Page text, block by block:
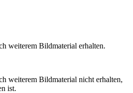
weiterem Bildmaterial erhalten.
weiterem Bildmaterial nicht erhalten,
ist.